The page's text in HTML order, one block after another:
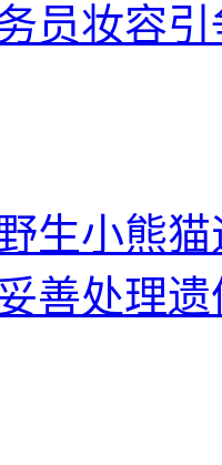
员妆容
生小熊
善处理遗